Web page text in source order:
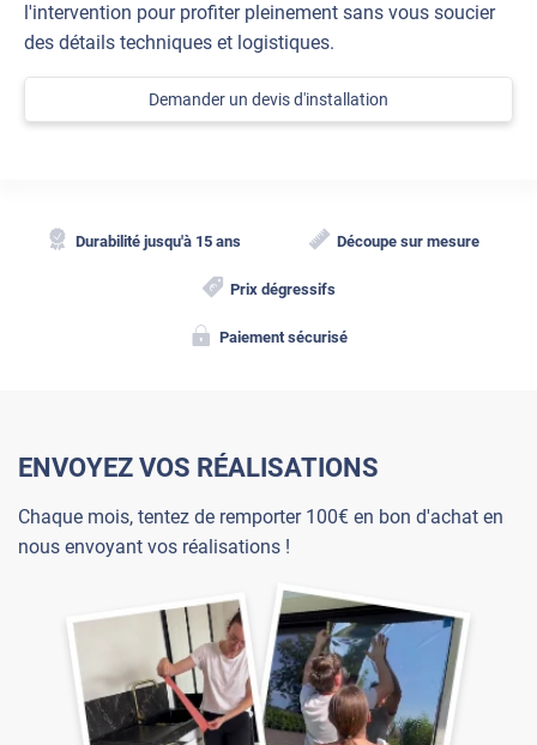
l'intervention pour profiter pleinement sans vous soucier
des détails techniques et logistiques.
Demander un devis d'installation
Durabilité jusqu'à 15 ans Découpe sur mesure
Prix dégressifs
Paiement sécurisé
ENVOYEZ VOS RÉALISATIONS
Chaque mois, tentez de remporter 100€ en bon d'achat en
nous envoyant vos réalisations !